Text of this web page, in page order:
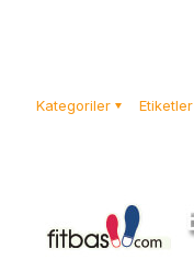
Kategoriler Etiketler